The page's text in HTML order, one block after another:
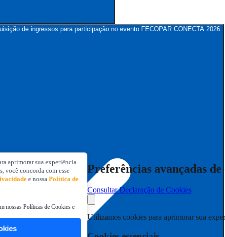
de ingressos para participação no evento FECOPAR CONECTA 2026
aprimorar sua experiência
você concorda com esse
e nossaPolítica de
nossas Políticas de Cookies e
Preferências avançadas de
Consultar Declaração de Cookies
Utilizamos cookies para aprimorar sua